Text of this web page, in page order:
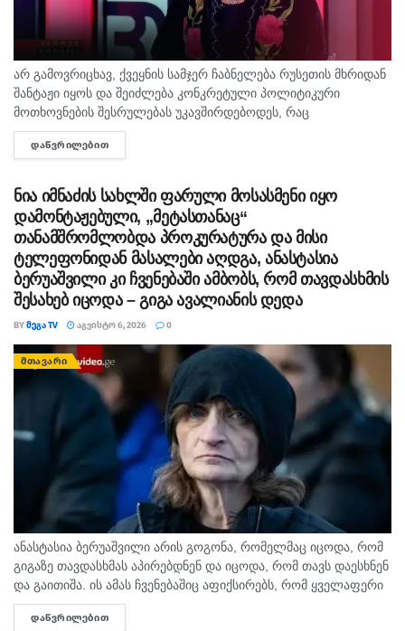
არ გამოვრიცხავ, ქვეყნის სამჯერ ჩაბნელება რუსეთის მხრიდან
შანტაჟი იყოს და შეიძლება კონკრეტული პოლიტიკური
მოთხოვნების შესრულებას უკავშირდებოდეს, რაც
ხელისუფლებისთვის ძნელად ასახსნელია საზოგადოებისთვის.
ვფიქრობ, ეს მოთხოვნები უფრო ოკუპირებულ რეგიონებს უნდა
ᲓᲐᲬᲕᲠᲘᲚᲔᲑᲘᲗ
ნია იმნაძის სახლში ფარული მოსასმენი იყო
დამონტაჟებული, „მეტასთანაც“
თანამშრომლობდა პროკურატურა და მისი
ტელეფონიდან მასალები აღდგა, ანასტასია
ბერუაშვილი კი ჩვენებაში ამბობს, რომ თავდასხმის
შესახებ იცოდა – გიგა ავალიანის დედა
BYᲛᲔᲒᲐ TV ᲐᲒᲕᲘᲡᲢᲝ 6, 2026 0
ᲛᲗᲐᲕᲐᲠᲘ
ანასტასია ბერუაშვილი არის გოგონა, რომელმაც იცოდა, რომ
გიგაზე თავდასხმას აპირებდნენ და იცოდა, რომ თავს დაესხნენ
და გაითიშა. ის ამას ჩვენებაშიც აფიქსირებს, რომ ყველაფერი
იცოდა, - ამის შესახებ მოკლული მასწავლებლის, გიგა
ავალიანის...
ᲓᲐᲬᲕᲠᲘᲚᲔᲑᲘᲗ